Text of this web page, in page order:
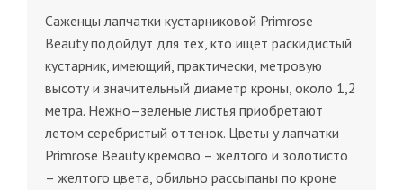
Саженцы лапчатки кустарниковой Primrose
Beauty подойдут для тех, кто ищет раскидистый
кустарник, имеющий, практически, метровую
высоту и значительный диаметр кроны, около 1,2
метра. Нежно–зеленые листья приобретают
летом серебристый оттенок. Цветы у лапчатки
Primrose Beauty кремово – желтого и золотисто
– желтого цвета, обильно рассыпаны по кроне